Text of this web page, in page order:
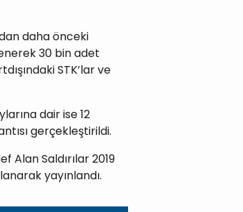
daha önceki
30 bin adet
STK’lar ve
dair ise 12
gerçekleştirildi.
Alan Saldırılar 2019
yayınlandı.